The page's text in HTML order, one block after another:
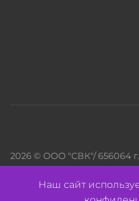
2026 © ООО "СВК"/ 656064 г.
ИНН 2221130516 ОГРН
Pulse - сеть магазинов для
Наш сайт